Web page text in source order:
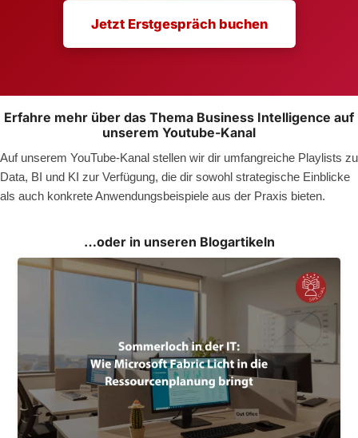
Jetzt Erstgespräch buchen
Erfahre mehr über das Thema Business Intelligence auf
unserem Youtube-Kanal
Auf unserem YouTube-Kanal stellen wir dir umfangreiche Playlists zu
Data, BI und KI zur Verfügung, die dir sowohl strategische Einblicke
als auch konkrete Anwendungsbeispiele aus der Praxis bieten.
…oder in unseren Blogartikeln